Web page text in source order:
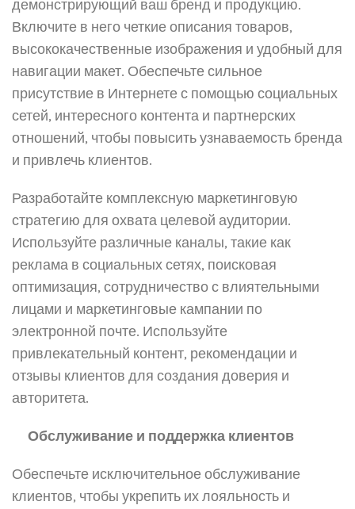
демонстрирующий ваш бренд и продукцию.
Включите в него четкие описания товаров,
высококачественные изображения и удобный для
навигации макет. Обеспечьте сильное
присутствие в Интернете с помощью социальных
сетей, интересного контента и партнерских
отношений, чтобы повысить узнаваемость бренда
и привлечь клиентов.
Разработайте комплексную маркетинговую
стратегию для охвата целевой аудитории.
Используйте различные каналы, такие как
реклама в социальных сетях, поисковая
оптимизация, сотрудничество с влиятельными
лицами и маркетинговые кампании по
электронной почте. Используйте
привлекательный контент, рекомендации и
отзывы клиентов для создания доверия и
авторитета.
Обслуживание и поддержка клиентов
Обеспечьте исключительное обслуживание
клиентов, чтобы укрепить их лояльность и